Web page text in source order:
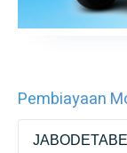
Pembiayaan